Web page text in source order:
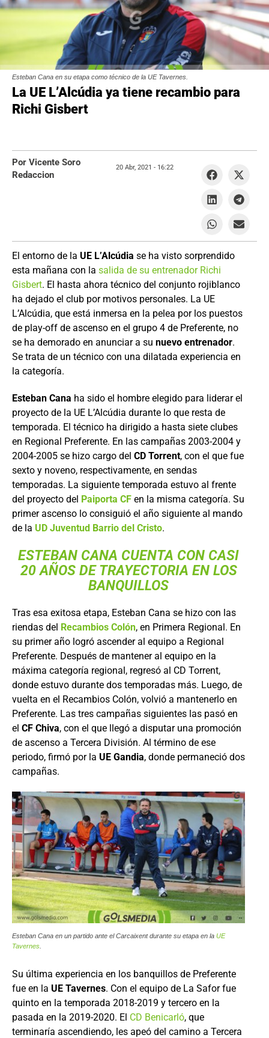
Esteban Cana en su etapa como técnico de la UE Tavernes.
La UE L’Alcúdia ya tiene recambio para
Richi Gisbert
El entorno de la UE L’Alcúdia se ha visto sorprendido
esta mañana con la salida de su entrenador Richi
Gisbert. El hasta ahora técnico del conjunto rojiblanco
ha dejado el club por motivos personales. La UE
L’Alcúdia, que está inmersa en la pelea por los puestos
de play-off de ascenso en el grupo 4 de Preferente, no
se ha demorado en anunciar a su nuevo entrenador.
Se trata de un técnico con una dilatada experiencia en
la categoría.
Esteban Cana ha sido el hombre elegido para liderar el
proyecto de la UE L’Alcúdia durante lo que resta de
temporada. El técnico ha dirigido a hasta siete clubes
en Regional Preferente. En las campañas 2003-2004 y
2004-2005 se hizo cargo del CD Torrent, con el que fue
sexto y noveno, respectivamente, en sendas
temporadas. La siguiente temporada estuvo al frente
del proyecto del Paiporta CF en la misma categoría. Su
primer ascenso lo consiguió el año siguiente al mando
de la UD Juventud Barrio del Cristo.
ESTEBAN CANA CUENTA CON CASI
20 AÑOS DE TRAYECTORIA EN LOS
BANQUILLOS
Tras esa exitosa etapa, Esteban Cana se hizo con las
riendas del Recambios Colón, en Primera Regional. En
su primer año logró ascender al equipo a Regional
Preferente. Después de mantener al equipo en la
máxima categoría regional, regresó al CD Torrent,
donde estuvo durante dos temporadas más. Luego, de
vuelta en el Recambios Colón, volvió a mantenerlo en
Preferente. Las tres campañas siguientes las pasó en
el CF Chiva, con el que llegó a disputar una promoción
de ascenso a Tercera División. Al término de ese
periodo, firmó por la UE Gandia, donde permaneció dos
campañas.
Esteban Cana en un partido ante el Carcaixent durante su etapa en la UE
Tavernes
Su última experiencia en los banquillos de Preferente
fue en la UE Tavernes. Con el equipo de La Safor fue
quinto en la temporada 2018-2019 y tercero en la
pasada en la 2019-2020. El CD Benicarló, que
terminaría ascendiendo, les apeó del camino a Tercera
Por Vicente Soro
Redaccion
20 Abr, 2021 - 16:22